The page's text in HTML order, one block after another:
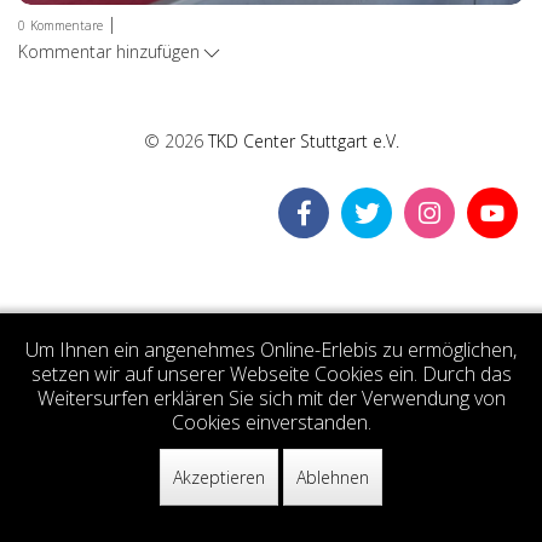
0 Kommentare |
Kommentar hinzufügen
© 2026TKD Center Stuttgart e.V.
Um Ihnen ein angenehmes Online-Erlebis zu ermöglichen,
setzen wir auf unserer Webseite Cookies ein. Durch das
Weitersurfen erklären Sie sich mit der Verwendung von
Cookies einverstanden.
Akzeptieren Ablehnen